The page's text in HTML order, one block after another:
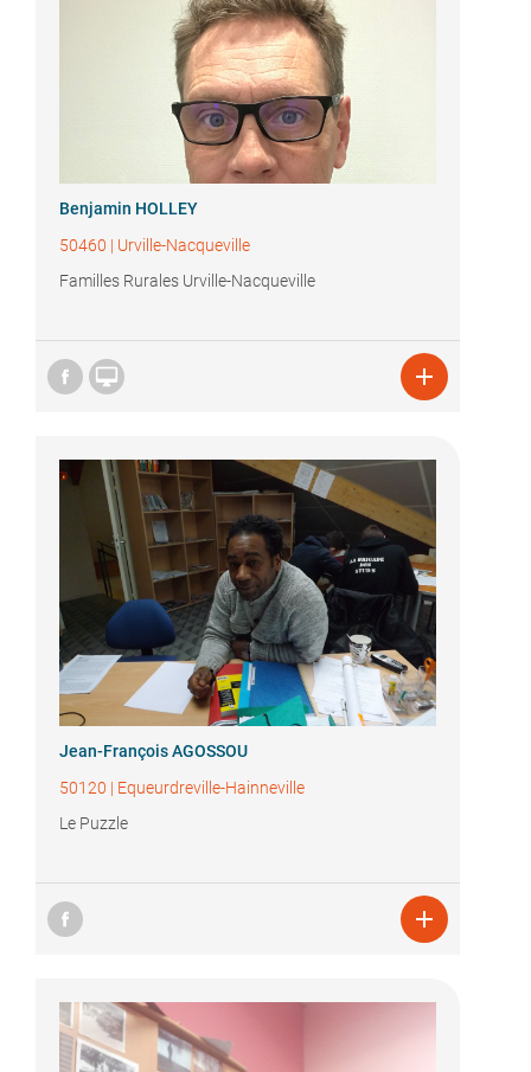
Benjamin HOLLEY
50460 | Urville-Nacqueville
Familles Rurales Urville-Nacqueville
 
Jean-François AGOSSOU
50120 | Equeurdreville-Hainneville
Le Puzzle
